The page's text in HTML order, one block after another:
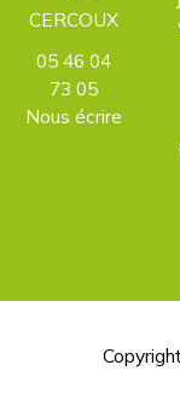
CERCOUX
05 46 04
73 05
Nous écrire